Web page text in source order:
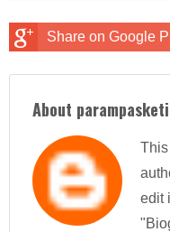
Share on Google
About
edit